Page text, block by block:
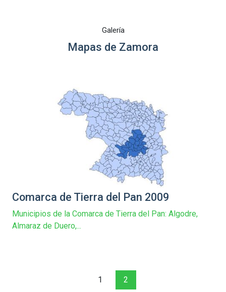
Galería
Mapas de Zamora
Comarca de Tierra del Pan 2009
Municipios de la Comarca de Tierra del Pan: Algodre,
Almaraz de Duero,...
1 2